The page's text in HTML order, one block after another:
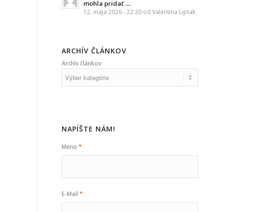
mohla pridať ....
12. mája 2026 - 22:20 od Valentina Liptak
ARCHÍV ČLÁNKOV
Archív článkov
NAPÍŠTE NÁM!
Meno *
E-Mail *